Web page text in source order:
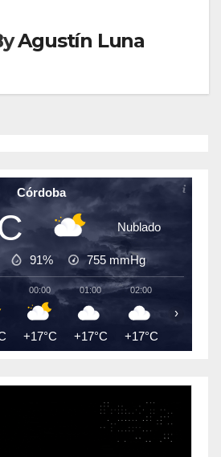
Agustín Luna
Córdoba
Nublado
91% 755 mmHg
00:00
+17°C
01:00
+17°C
02:00
+17°C
›